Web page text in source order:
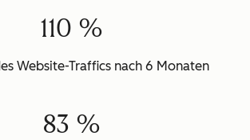
110 %
Website-Traffics nach 6 Monaten
83 %